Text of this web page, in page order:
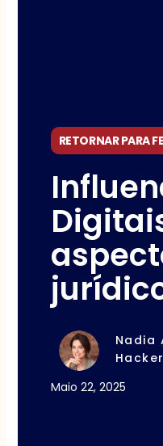
RETORNAR PARA
Nadia
Maio 22, 2025